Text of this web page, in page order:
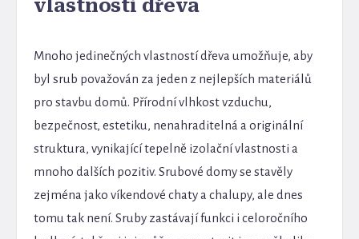
vlastnosti dřeva
Mnoho jedinečných vlastností dřeva umožňuje, aby
byl srub považován za jeden z nejlepších materiálů
pro stavbu domů. Přírodní vlhkost vzduchu,
bezpečnost, estetiku, nenahraditelná a originální
struktura, vynikající tepelně izolační vlastnosti a
mnoho dalších pozitiv. Srubové domy se stavěly
zejména jako víkendové chaty a chalupy, ale dnes
tomu tak není. Sruby zastávají funkci i celoročního